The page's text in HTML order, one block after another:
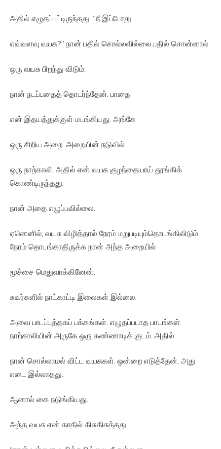
அதில் எழுதப்பட்டிருந்தது. “நீ இப்போது
எவ்வளவு வயசு?” நான் பதில் சொல்லவில்லை.பதில் சொன்னால்
ஒரு வயசு பிறந்து விடும்.
நான் நடப்பதைத் தொடர்ந்தேன். பாதை
என் இதயத்துக்குள் மடங்கியது. அங்கே
ஒரு சிறிய அறை. அறையின் நடுவில்
ஒரு நாற்காலி. அதில் என் வயசு குழந்தையாய் தூங்கிக்
கொண்டிருந்தது.
நான் அதை எழுப்பவில்லை.
ஏனெனில், வயசு விழித்தால் நேரம் மறுபடியும்தொடங்கிவிடும்.
நேரம் தொடங்காதிருக்க நான் அந்த அறையில்
மூச்சை மெதுவாக்கினேன்.
சுவர்களில் நாட்காட்டி இலைகள் இல்லை.
அவை பாடப்புத்தகப் பக்கங்கள். எழுதப்படாத பாடங்கள்.
நாற்காலியின் அருகே ஒரு கண்ணாடிக் குடம். அதில்
நான் சொல்லாமல் விட்ட வயசுகள். ஒன்றை எடுத்தேன். அது
எடை இல்லாதது.
ஆனால் கை நடுங்கியது.
அந்த வயசு என் காதில் கிசுகிசுத்தது.